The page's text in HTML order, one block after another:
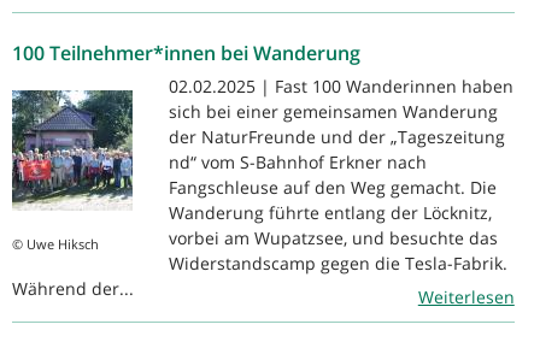
100 Teilnehmer*innen bei Wanderung
© Uwe Hiksch
02.02.2025 | Fast 100 Wanderinnen haben
sich bei einer gemeinsamen Wanderung
der NaturFreunde und der „Tageszeitung
nd“ vom S-Bahnhof Erkner nach
Fangschleuse auf den Weg gemacht. Die
Wanderung führte entlang der Löcknitz,
vorbei am Wupatzsee, und besuchte das
Widerstandscamp gegen die Tesla-Fabrik.
Während der...
Weiterlesen